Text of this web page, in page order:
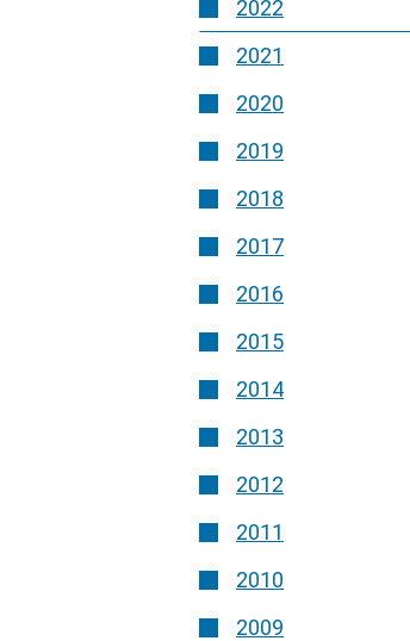
2022
2021
2020
2019
2018
2017
2016
2015
2014
2013
2012
2011
2010
2009